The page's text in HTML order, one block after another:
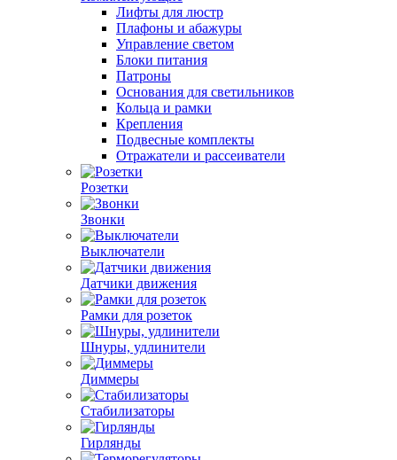
Лифты для люстр
Плафоны и абажуры
Управление светом
Блоки питания
Патроны
Основания для светильников
Кольца и рамки
Крепления
Подвесные комплекты
Отражатели и рассеиватели
Розетки
Звонки
Выключатели
Датчики движения
Рамки для розеток
Шнуры, удлинители
Диммеры
Стабилизаторы
Гирлянды